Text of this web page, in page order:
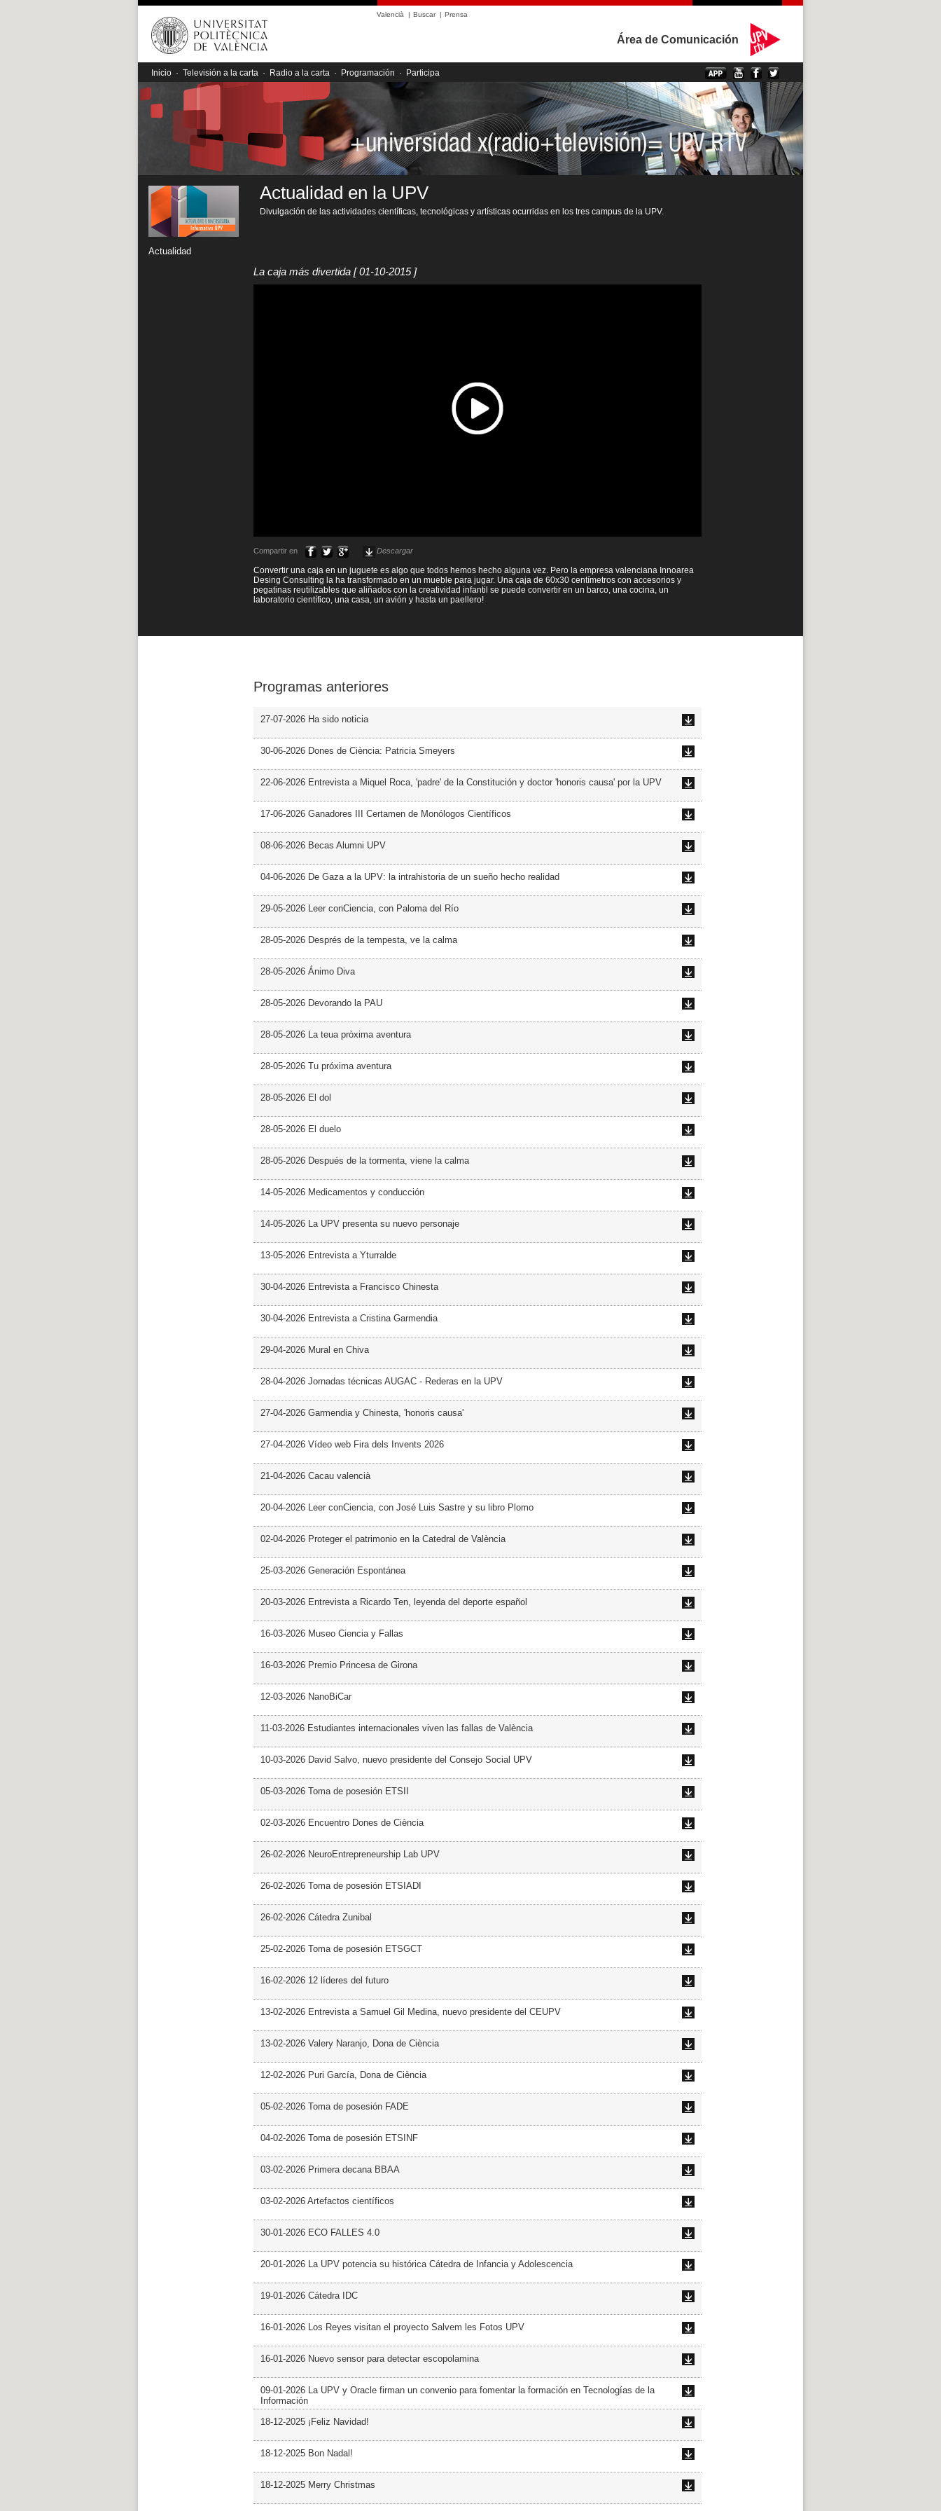
Valencià | Buscar| Prensa
Área de Comunicación
Inicio · Televisión a la carta · Radio a la carta · Programación · Participa
Actualidad
Actualidad en la UPV
Divulgación de las actividades científicas, tecnológicas y artísticas ocurridas en los tres campus de la UPV.
La caja más divertida [ 01-10-2015 ]
Compartir en Descargar
Convertir una caja en un juguete es algo que todos hemos hecho alguna vez. Pero la empresa valenciana Innoarea
Desing Consulting la ha transformado en un mueble para jugar. Una caja de 60x30 centímetros con accesorios y
pegatinas reutilizables que aliñados con la creatividad infantil se puede convertir en un barco, una cocina, un
laboratorio científico, una casa, un avión y hasta un paellero!
Programas anteriores
27-07-2026 Ha sido noticia
30-06-2026 Dones de Ciència: Patricia Smeyers
22-06-2026 Entrevista a Miquel Roca, 'padre' de la Constitución y doctor 'honoris causa' por la UPV
17-06-2026 Ganadores III Certamen de Monólogos Científicos
08-06-2026 Becas Alumni UPV
04-06-2026 De Gaza a la UPV: la intrahistoria de un sueño hecho realidad
29-05-2026 Leer conCiencia, con Paloma del Río
28-05-2026 Després de la tempesta, ve la calma
28-05-2026 Ánimo Diva
28-05-2026 Devorando la PAU
28-05-2026 La teua pròxima aventura
28-05-2026 Tu próxima aventura
28-05-2026 El dol
28-05-2026 El duelo
28-05-2026 Después de la tormenta, viene la calma
14-05-2026 Medicamentos y conducción
14-05-2026 La UPV presenta su nuevo personaje
13-05-2026 Entrevista a Yturralde
30-04-2026 Entrevista a Francisco Chinesta
30-04-2026 Entrevista a Cristina Garmendia
29-04-2026 Mural en Chiva
28-04-2026 Jornadas técnicas AUGAC - Rederas en la UPV
27-04-2026 Garmendia y Chinesta, 'honoris causa'
27-04-2026 Vídeo web Fira dels Invents 2026
21-04-2026 Cacau valencià
20-04-2026 Leer conCiencia, con José Luis Sastre y su libro Plomo
02-04-2026 Proteger el patrimonio en la Catedral de València
25-03-2026 Generación Espontánea
20-03-2026 Entrevista a Ricardo Ten, leyenda del deporte español
16-03-2026 Museo Ciencia y Fallas
16-03-2026 Premio Princesa de Girona
12-03-2026 NanoBiCar
11-03-2026 Estudiantes internacionales viven las fallas de València
10-03-2026 David Salvo, nuevo presidente del Consejo Social UPV
05-03-2026 Toma de posesión ETSII
02-03-2026 Encuentro Dones de Ciència
26-02-2026 NeuroEntrepreneurship Lab UPV
26-02-2026 Toma de posesión ETSIADI
26-02-2026 Cátedra Zunibal
25-02-2026 Toma de posesión ETSGCT
16-02-2026 12 líderes del futuro
13-02-2026 Entrevista a Samuel Gil Medina, nuevo presidente del CEUPV
13-02-2026 Valery Naranjo, Dona de Ciència
12-02-2026 Puri García, Dona de Ciència
05-02-2026 Toma de posesión FADE
04-02-2026 Toma de posesión ETSINF
03-02-2026 Primera decana BBAA
03-02-2026 Artefactos científicos
30-01-2026 ECO FALLES 4.0
20-01-2026 La UPV potencia su histórica Cátedra de Infancia y Adolescencia
19-01-2026 Cátedra IDC
16-01-2026 Los Reyes visitan el proyecto Salvem les Fotos UPV
16-01-2026 Nuevo sensor para detectar escopolamina
09-01-2026 La UPV y Oracle firman un convenio para fomentar la formación en Tecnologías de la
Información
18-12-2025 ¡Feliz Navidad!
18-12-2025 Bon Nadal!
18-12-2025 Merry Christmas